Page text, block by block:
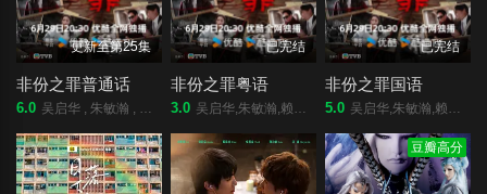
更新至第25集
非份之罪普通话
6.0 吴启华 , 朱敏瀚 , 赖慰玲 , 陈炜 , 吴伟豪 , 单立文 , 阮浩棕 , 刘佩玥 , 徐荣 , 何沛珈 , 贝安琪 , 戴祖仪 , 游嘉欣 , 江嘉敏 , 韦家雄 , 郑子诚 , 卢宛茵 , 李家鼎 , 谭凯琪 , 邓智坚 , 江欣燕 , 黎燕珊 , 罗冠兰 , 苏韵姿 , 吴沚默 , 叶靖仪 , 唐嘉麟 , 张翼东 , 胡敏芝 , 区霭玲 , 方绍聪 , 梁证嘉 , 陈嘉俊 , 关枫馨
已完结
非份之罪粤语
3.0 吴启华,朱敏瀚,赖慰玲,陈炜,吴伟豪,单立文,阮浩棕,刘佩玥,徐荣,何沛珈,贝安琪,戴祖仪,游嘉欣,江嘉敏,韦家雄,郑子诚,卢宛茵,李家鼎,谭凯琪,邓智坚,江欣燕,黎燕珊,罗冠兰,苏韵姿,吴沚默,叶靖仪,唐嘉麟,张翼东,胡敏芝,区霭玲,方绍聪,梁证嘉,陈嘉俊,关枫馨,彭翔翎,梁皓楷,李启杰,鬼塚,蔡志恩,罗皓谊,陈俊坚,吴天佑,施焯日,林秀怡,曾展望,徐文浩,张彦博,翟锋
已完结
非份之罪国语
5.0 吴启华,朱敏瀚,赖慰玲,陈炜,吴伟豪,单立文,阮浩棕,刘佩玥,徐荣,何沛珈,贝安琪,戴祖仪,游嘉欣,江嘉敏,韦家雄,郑子诚,卢宛茵,李家鼎,谭凯琪,邓智坚,江欣燕,黎燕珊,罗冠兰,苏韵姿,吴沚默,叶靖仪,唐嘉麟,张翼东,胡敏芝,区霭玲,方绍聪,梁证嘉,陈嘉俊,关枫馨,彭翔翎,梁皓楷,李启杰,鬼塚,蔡志恩,罗皓谊,陈俊坚,吴天佑,施焯日,林秀怡,曾展望,徐文浩,张彦博,翟锋
豆瓣高分